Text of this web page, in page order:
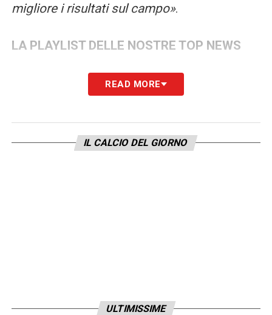
migliore i risultati sul campo».
LA PLAYLIST DELLE NOSTRE TOP NEWS
READ MORE
IL CALCIO DEL GIORNO
ULTIMISSIME